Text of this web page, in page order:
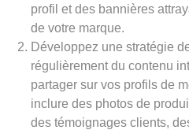
profil et des bannières
de votre marque.
Développez une stratégie
régulièrement du contenu
partager sur vos profils de
inclure des photos de
des témoignages clients,